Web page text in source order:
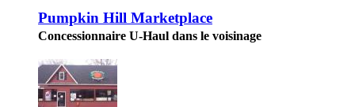
Pumpkin Hill Marketplace
Concessionnaire U-Haul dans le voisinage